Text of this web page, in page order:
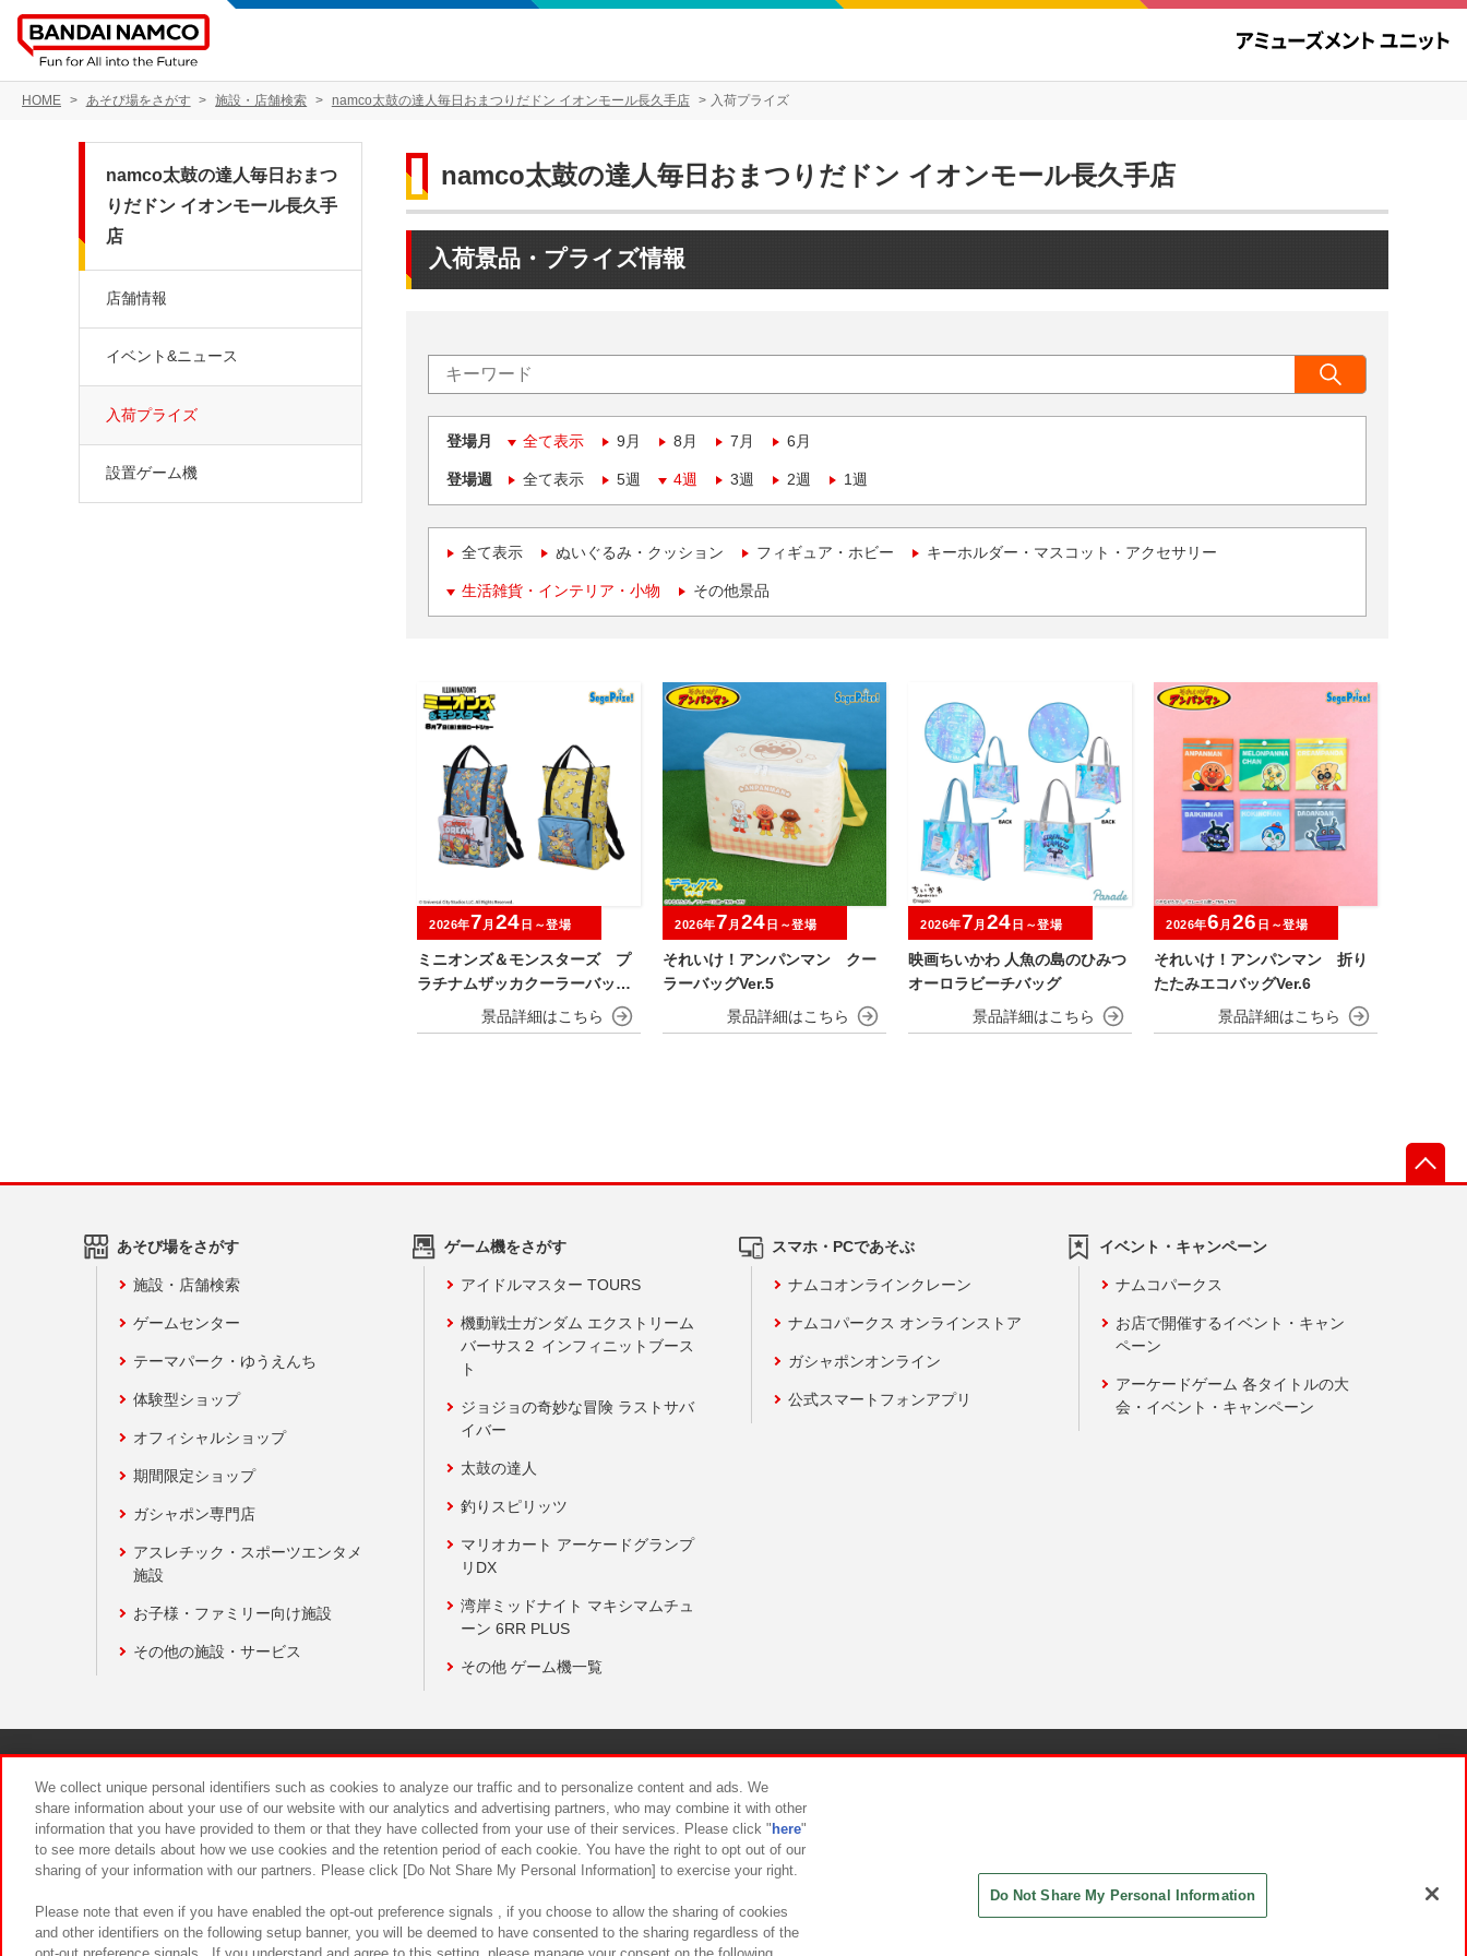
HOME あそび場をさがす 施設・店舗検索 namco太鼓の達人毎日おまつりだドン イオンモール長久手店 入荷プライズ
namco太鼓の達人毎日おまつりだドン イオンモール長久手店
入荷景品・プライズ情報
登場月 全て表示 9月 8月 7月 6月
登場週 全て表示 5週 4週 3週 2週 1週
全て表示 ぬいぐるみ・クッション フィギュア・ホビー キーホルダー・マスコット・アクセサリー
生活雑貨・インテリア・小物 その他景品
ミニオンズ＆モンスターズ プ
ラチナムザッカクーラーバック
2026年7 月 24 日～登場
それいけ！アンパンマン クー
ラーバッグVer.5
2026年7 月 24 日～登場
映画ちいかわ 人魚の島のひみつ
オーロラビーチバッグ
2026年7 月 24 日～登場
それいけ！アンパンマン 折り
たたみエコバッグVer.6
2026年6 月 26 日～登場
namco太鼓の達人毎日おまつ
りだドン イオンモール長久手
店
店舗情報
イベント&ニュース
入荷プライズ
設置ゲーム機
あそび場をさがす
施設・店舗検索
ゲームセンター
テーマパーク・ゆうえんち
体験型ショップ
オフィシャルショップ
期間限定ショップ
ガシャポン専門店
アスレチック・スポーツエンタメ
施設
お子様・ファミリー向け施設
その他の施設・サービス
ゲーム機をさがす
アイドルマスター TOURS
機動戦士ガンダム エクストリーム
バーサス２ インフィニットブース
ト
ジョジョの奇妙な冒険 ラストサバ
イバー
太鼓の達人
釣りスピリッツ
マリオカート アーケードグランプ
リDX
湾岸ミッドナイト マキシマムチュ
ーン 6RR PLUS
その他 ゲーム機一覧
スマホ・PCであそぶ
ナムコオンラインクレーン
ナムコパークス オンラインストア
ガシャポンオンライン
公式スマートフォンアプリ
イベント・キャンペーン
ナムコパークス
お店で開催するイベント・キャン
ペーン
アーケードゲーム 各タイトルの大
会・イベント・キャンペーン
食品のご提供について カスタマーハラスメント対応方針
We collect unique personal identifiers such as cookies to analyze our traffic and to personalize content and ads. We
share information about your use of our website with our analytics and advertising partners, who may combine it with other
information that you have provided to them or that they have collected from your use of their services. Please click " here"
to see more details about how we use cookies and the retention period of each cookie. You have the right to opt out of our
sharing of your information with our partners. Please click [Do Not Share My Personal Information] to exercise your right.
Please note that even if you have enabled the opt-out preference signals , if you choose to allow the sharing of cookies
and other identifiers on the following setup banner, you will be deemed to have consented to the sharing regardless of the
Do Not Share My Personal Information